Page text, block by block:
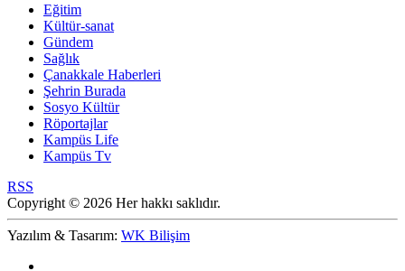
Eğitim
Kültür-sanat
Gündem
Sağlık
Çanakkale Haberleri
Şehrin Burada
Sosyo Kültür
Röportajlar
Kampüs Life
Kampüs Tv
RSS
Copyright © 2026 Her hakkı saklıdır.
Yazılım & Tasarım: WK Bilişim